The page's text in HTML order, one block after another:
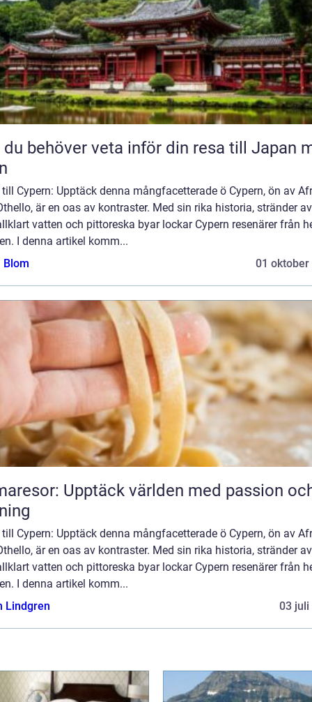
behöver veta inför din resa till Japan
till Cypern: Upptäck denna mångfacetterade ö Cypern, ön av
är en oas av kontraster. Med sin rika historia, stränder av
vatten och pittoreska byar lockar Cypern resenärer från
I denna artikel komm...
Blom
01 oktober
Upptäck världen med passion
till Cypern: Upptäck denna mångfacetterade ö Cypern, ön av
är en oas av kontraster. Med sin rika historia, stränder av
vatten och pittoreska byar lockar Cypern resenärer från
I denna artikel komm...
Lindgren
03 juli